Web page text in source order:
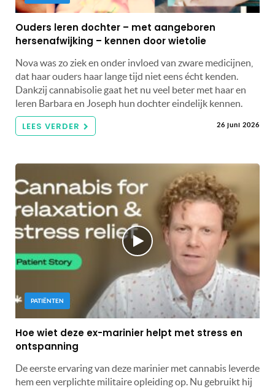
Ouders leren dochter – met aangeboren
hersenafwijking – kennen door wietolie
Nova was zo ziek en onder invloed van zware medicijnen,
dat haar ouders haar lange tijd niet eens écht kenden.
Dankzij cannabisolie gaat het nu veel beter met haar en
leren Barbara en Joseph hun dochter eindelijk kennen.
LEES VERDER 26 juni 2026
PATIËNTEN
Hoe wiet deze ex-marinier helpt met stress en
ontspanning
De eerste ervaring van deze marinier met cannabis leverde
hem een ​​verplichte militaire opleiding op. Nu gebruikt hij